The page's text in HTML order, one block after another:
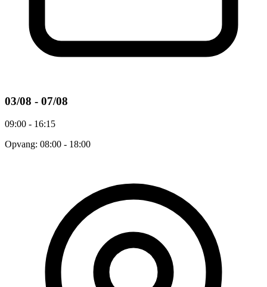
03/08 - 07/08
09:00 - 16:15
Opvang: 08:00 - 18:00